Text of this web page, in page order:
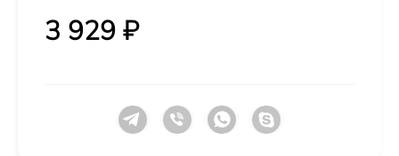
3 929 ₽